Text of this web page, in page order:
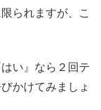
られますが、こ
い』なら２回テ
かけてみましょ